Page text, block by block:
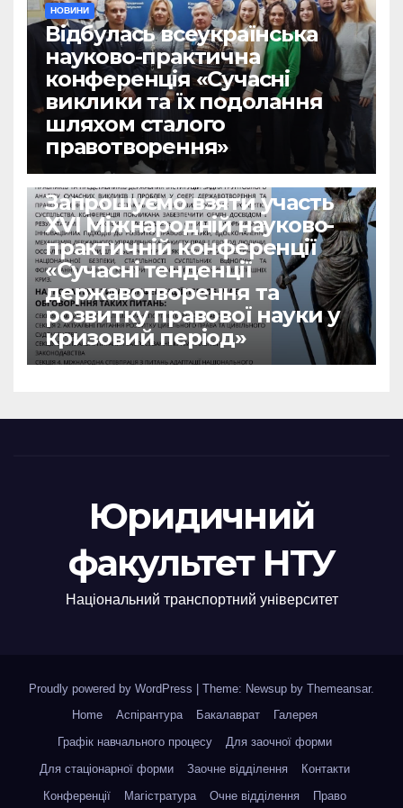
НОВИНИ
Відбулась всеукраїнська
науково-практична
конференція «Сучасні
виклики та їх подолання
шляхом сталого
правотворення»
Запрошуємо взяти участь
ХVІ Міжнародній науково-
практичній конференції
«Сучасні тенденції
державотворення та
розвитку правової науки у
кризовий період»
Юридичний
факультет НТУ
Національний транспортний університет
Proudly powered by WordPress Theme: Newsup by Themeansar.
Home
Аспірантура Бакалаврат
Галерея
Графік навчального процесу
Для заочної форми
Для стаціонарної форми
Заочне відділення
Контакти
Конференції
Магістратура Очне відділення Право